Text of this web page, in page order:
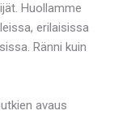
Huollamme
erilaisissa
Ränni kuin
avaus